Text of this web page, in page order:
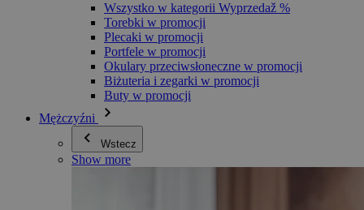
Wszystko w kategorii Wyprzedaž %
Torebki w promocji
Plecaki w promocji
Portfele w promocji
Okulary przeciwsłoneczne w promocji
Biżuteria i zegarki w promocji
Buty w promocji
Mężczyźni
Wstecz
Show more